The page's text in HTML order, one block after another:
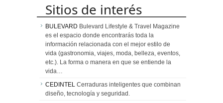
Sitios de interés
BULEVARD Bulevard Lifestyle & Travel Magazine
es el espacio donde encontrarás toda la
información relacionada con el mejor estilo de
vida (gastronomia, viajes, moda, belleza, eventos,
etc.). La forma o manera en que se entiende la
vida…
CEDINTEL Cerraduras inteligentes que combinan
diseño, tecnología y seguridad.